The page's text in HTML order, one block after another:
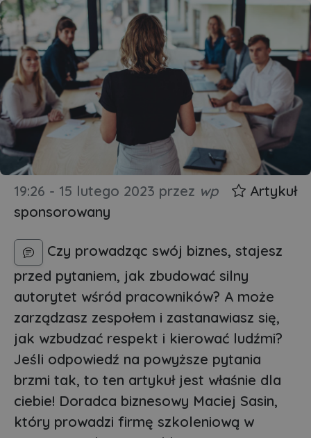
19:26 - 15 lutego 2023 przez wp
Artykuł
sponsorowany
Czy prowadząc swój biznes, stajesz
przed pytaniem, jak zbudować silny
autorytet wśród pracowników? A może
zarządzasz zespołem i zastanawiasz się,
jak wzbudzać respekt i kierować ludźmi?
Jeśli odpowiedź na powyższe pytania
brzmi tak, to ten artykuł jest właśnie dla
ciebie! Doradca biznesowy Maciej Sasin,
który prowadzi firmę szkoleniową w